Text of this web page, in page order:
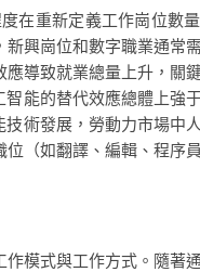
在重新定義工作崗位數
興崗位和數字職業通常
導致就業總量上升，關
能的替代效應總體上強
術發展，勞動力市場中
（如翻譯、編輯、程序
模式與工作方式。隨著